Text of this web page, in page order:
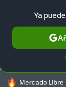
SELECCIÓN
HOY SE HABLA
Mercado Libre
Ya